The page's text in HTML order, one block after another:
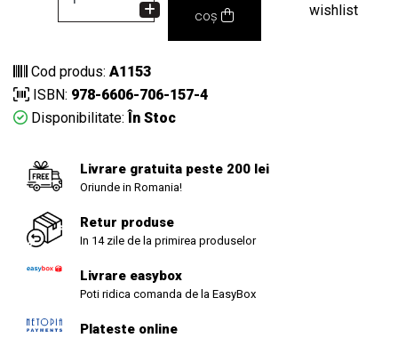
coș
wishlist
Cod produs: A1153
ISBN: 978-6606-706-157-4
Disponibilitate: În Stoc
Livrare gratuita peste 200 lei
Oriunde in Romania!
Retur produse
In 14 zile de la primirea produselor
Livrare easybox
Poti ridica comanda de la EasyBox
Plateste online